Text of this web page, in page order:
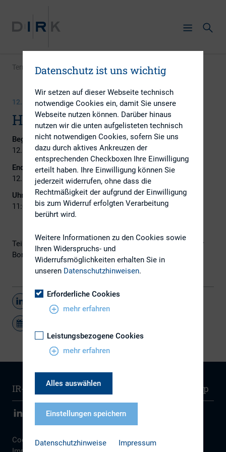
Termin | HV Round Table
12. MÄRZ 2026
HV Round Table
Beginn:
12. März 2026
Ende:
12. März 2026
Uhrzeit:
11:00 - 12:00
Teilnahme nur auf Einladung und über Anmeldung bei Kay
Bommer ( kbommer@dirk.org ) möglich.
IR-Wissen Kontakt Sitemap
Cookie Einstellungen | Datenschutz | Disclaimer
Datenschutz ist uns wichtig
Wir setzen auf dieser Webseite technisch
notwendige Cookies ein, damit Sie unsere
Webseite nutzen können. Darüber hinaus
nutzen wir die unten aufgelisteten technisch
nicht notwendigen Cookies, sofern Sie uns
dazu durch aktives Ankreuzen der
entsprechenden Checkboxen Ihre Einwilligung
erteilt haben. Ihre Einwilligung können Sie
jederzeit widerrufen, ohne dass die
Rechtmäßigkeit der aufgrund der Einwilligung
bis zum Widerruf erfolgten Verarbeitung
berührt wird.
Weitere Informationen zu den Cookies sowie
Ihren Widerspruchs- und
Widerrufsmöglichkeiten erhalten Sie in
unseren Datenschutzhinweisen.
Erforderliche Cookies
mehr erfahren
Leistungsbezogene Cookies
mehr erfahren
Alles auswählen
Einstellungen speichern
Datenschutzhinweise Impressum